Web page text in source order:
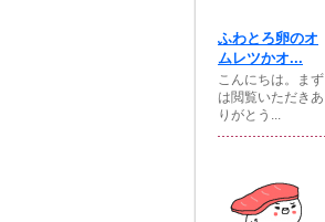
ふわとろ卵のオ
ムレツかオ...
こんにちは。まず
は閲覧いただきあ
りがとう...